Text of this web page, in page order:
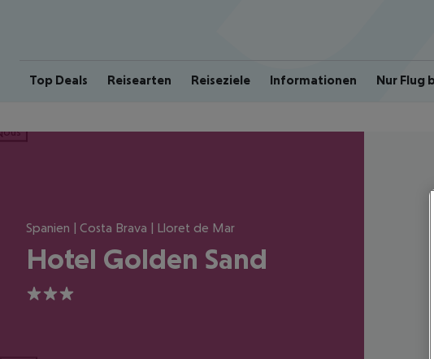
Top Deals Reisearten Reiseziele Informationen Nur Flug
Spanien | Costa Brava | Lloret de Mar
Hotel Golden Sand
3